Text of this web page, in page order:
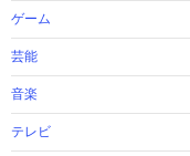
ゲーム
芸能
音楽
テレビ